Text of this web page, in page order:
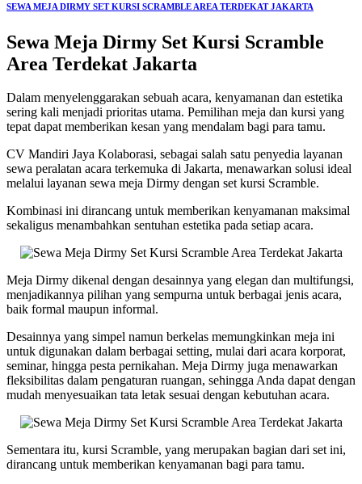
SEWA MEJA DIRMY SET KURSI SCRAMBLE AREA TERDEKAT JAKARTA
Sewa Meja Dirmy Set Kursi Scramble
Area Terdekat Jakarta
Dalam menyelenggarakan sebuah acara, kenyamanan dan estetika
sering kali menjadi prioritas utama. Pemilihan meja dan kursi yang
tepat dapat memberikan kesan yang mendalam bagi para tamu.
CV Mandiri Jaya Kolaborasi, sebagai salah satu penyedia layanan
sewa peralatan acara terkemuka di Jakarta, menawarkan solusi ideal
melalui layanan sewa meja Dirmy dengan set kursi Scramble.
Kombinasi ini dirancang untuk memberikan kenyamanan maksimal
sekaligus menambahkan sentuhan estetika pada setiap acara.
Meja Dirmy dikenal dengan desainnya yang elegan dan multifungsi,
menjadikannya pilihan yang sempurna untuk berbagai jenis acara,
baik formal maupun informal.
Desainnya yang simpel namun berkelas memungkinkan meja ini
untuk digunakan dalam berbagai setting, mulai dari acara korporat,
seminar, hingga pesta pernikahan. Meja Dirmy juga menawarkan
fleksibilitas dalam pengaturan ruangan, sehingga Anda dapat dengan
mudah menyesuaikan tata letak sesuai dengan kebutuhan acara.
Sementara itu, kursi Scramble, yang merupakan bagian dari set ini,
dirancang untuk memberikan kenyamanan bagi para tamu.